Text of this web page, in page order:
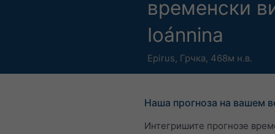
временски
Ioánnina
Epirus, Грчка, 468м н.в.
Наша прогноза на вашем
Интегришите прогнозе